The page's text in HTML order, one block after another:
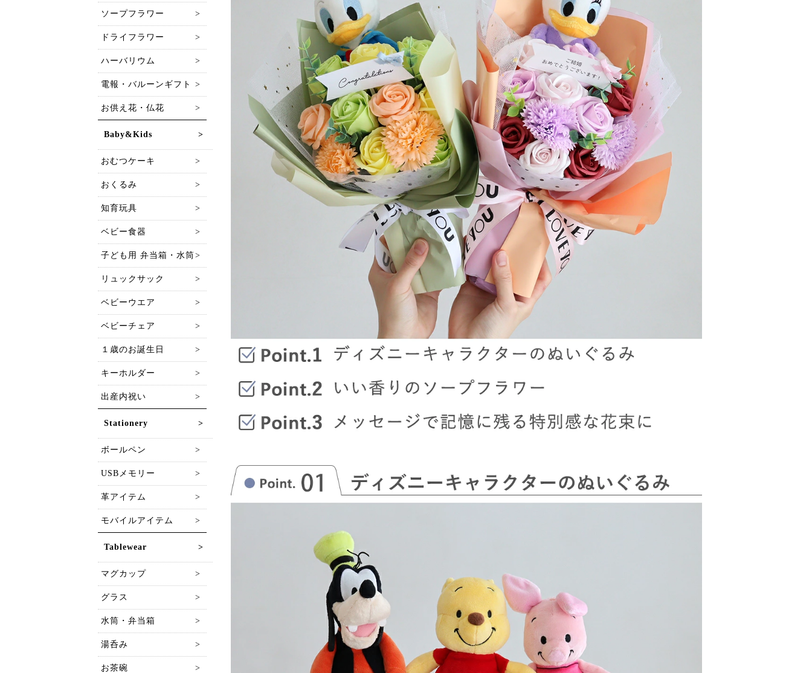
ソープフラワー
ドライフラワー
ハーバリウム
電報・バルーンギフト
お供え花・仏花
Baby&Kids
おむつケーキ
おくるみ
知育玩具
ベビー食器
子ども用 弁当箱・水筒
リュックサック
ベビーウエア
ベビーチェア
１歳のお誕生日
キーホルダー
出産内祝い
Stationery
ボールペン
USBメモリー
革アイテム
モバイルアイテム
Tablewear
マグカップ
グラス
水筒・弁当箱
湯呑み
お茶碗